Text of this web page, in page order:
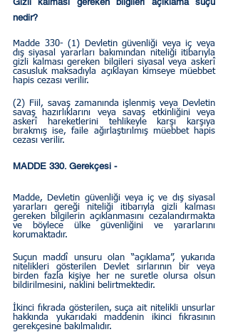
nedir?
Madde 330- (1) Devletin güvenliği veya iç veya
dış siyasal yararları bakımından niteliği itibarıyla
gizli kalması gereken bilgileri siyasal veya askerî
casusluk maksadıyla açıklayan kimseye müebbet
hapis cezası verilir.
(2) Fiil, savaş zamanında işlenmiş veya Devletin
savaş hazırlıklarını veya savaş etkinliğini veya
askerî hareketlerini tehlikeyle karşı karşıya
bırakmış ise, faile ağırlaştırılmış müebbet hapis
cezası verilir.
MADDE 330. Gerekçesi -
Madde, Devletin güvenliği veya iç ve dış siyasal
yararları gereği niteliği itibarıyla gizli kalması
gereken bilgilerin açıklanmasını cezalandırmakta
ve böylece ülke güvenliğini ve yararlarını
korumaktadır.
Suçun maddî unsuru olan “açıklama”, yukarıda
nitelikleri gösterilen Devlet sırlarının bir veya
birden fazla kişiye her ne suretle olursa olsun
bildirilmesini, naklini belirtmektedir.
İkinci fıkrada gösterilen, suça ait nitelikli unsurlar
hakkında yukarıdaki maddenin ikinci fıkrasının
gerekçesine bakılmalıdır.